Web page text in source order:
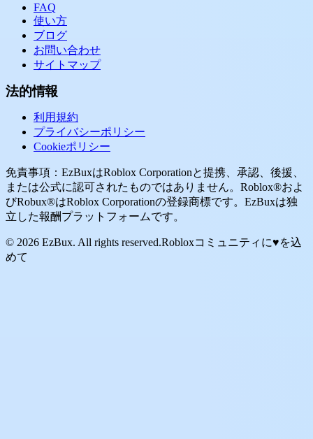
FAQ
使い方
ブログ
お問い合わせ
サイトマップ
法的情報
利用規約
プライバシーポリシー
Cookieポリシー
免責事項：EzBuxはRoblox Corporationと提携、承認、後援、
または公式に認可されたものではありません。Roblox®およ
びRobux®はRoblox Corporationの登録商標です。EzBuxは独
立した報酬プラットフォームです。
© 2026 EzBux. All rights reserved.Robloxコミュニティに♥を込
めて